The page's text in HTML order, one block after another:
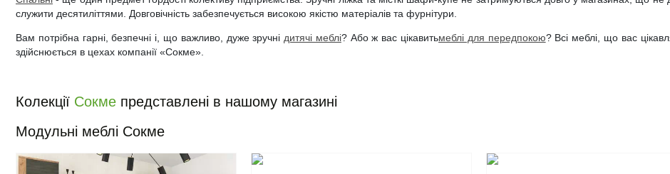
служити десятиліттями. Довговічність забезпечується високою якістю матеріалів та фурнітури.
Вам потрібна гарні, безпечні і, що важливо, дуже зручні дитячі меблі? Або ж вас цікавитьмеблі для передпокою? Всі меблі, що вас
здійснюється в цехах компанії «Сокме».
Колекції Сокме представлені в нашому магазині
Модульні меблі Сокме